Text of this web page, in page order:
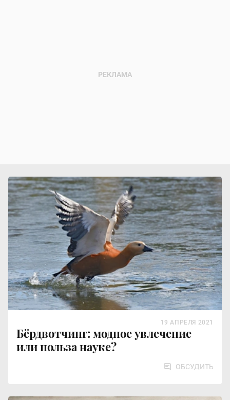
Бёрдвотчинг: модное увлечение
или польза науке?
19 АПРЕЛЯ 2021
ОБСУДИТЬ